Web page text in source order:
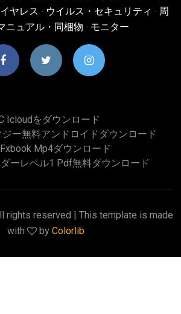
ヤレス · ウイルス・セキュリティ · 周
ニュアル・同梱物 · モニター
Icloudをダウンロード
ー無料アンドロイドダウンロード
Mp4ダウンロード
ーレベル1 Pdf無料ダウンロード
rights reserved | This template is made
with
by Colorlib